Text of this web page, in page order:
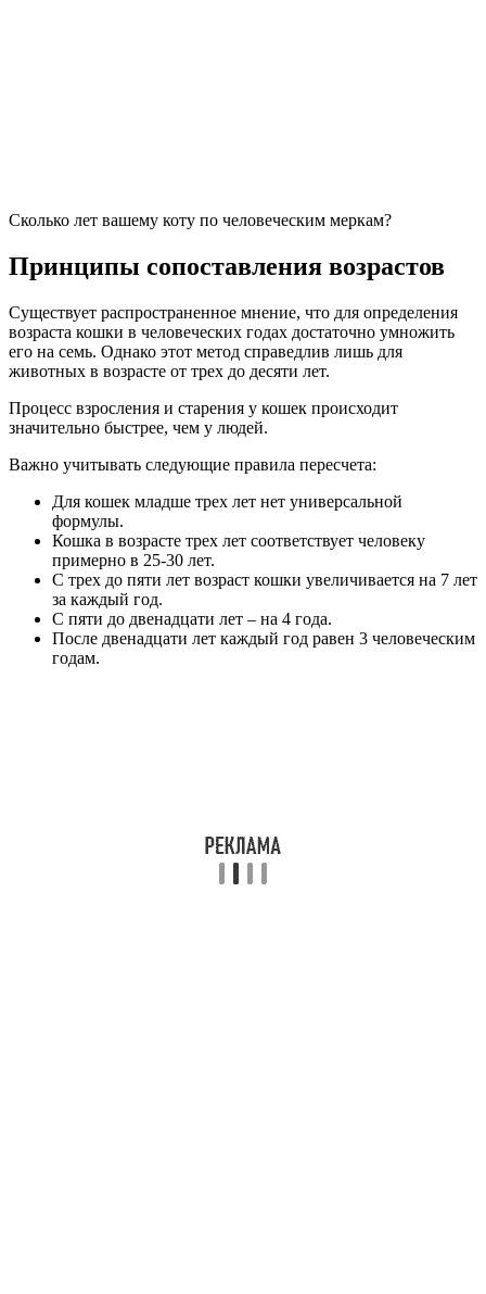
Сколько лет вашему коту по человеческим меркам?
Принципы сопоставления возрастов
Существует распространенное мнение, что для определения
возраста кошки в человеческих годах достаточно умножить
его на семь. Однако этот метод справедлив лишь для
животных в возрасте от трех до десяти лет.
Процесс взросления и старения у кошек происходит
значительно быстрее, чем у людей.
Важно учитывать следующие правила пересчета:
Для кошек младше трех лет нет универсальной
формулы.
Кошка в возрасте трех лет соответствует человеку
примерно в 25-30 лет.
С трех до пяти лет возраст кошки увеличивается на 7 лет
за каждый год.
С пяти до двенадцати лет – на 4 года.
После двенадцати лет каждый год равен 3 человеческим
годам.